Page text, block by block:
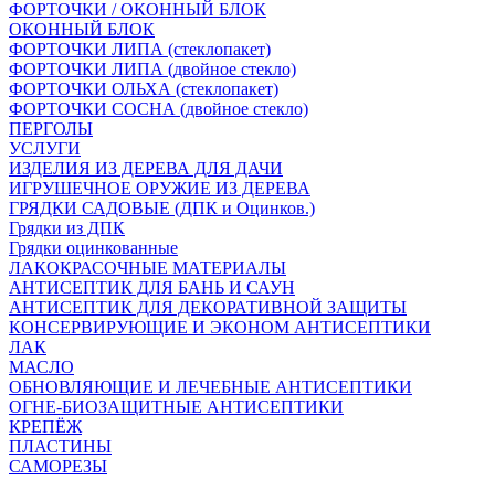
ФОРТОЧКИ / ОКОННЫЙ БЛОК
ОКОННЫЙ БЛОК
ФОРТОЧКИ ЛИПА (стеклопакет)
ФОРТОЧКИ ЛИПА (двойное стекло)
ФОРТОЧКИ ОЛЬХА (стеклопакет)
ФОРТОЧКИ СОСНА (двойное стекло)
ПЕРГОЛЫ
УСЛУГИ
ИЗДЕЛИЯ ИЗ ДЕРЕВА ДЛЯ ДАЧИ
ИГРУШЕЧНОЕ ОРУЖИЕ ИЗ ДЕРЕВА
ГРЯДКИ САДОВЫЕ (ДПК и Оцинков.)
Грядки из ДПК
Грядки оцинкованные
ЛАКОКРАСОЧНЫЕ МАТЕРИАЛЫ
АНТИСЕПТИК ДЛЯ БАНЬ И САУН
АНТИСЕПТИК ДЛЯ ДЕКОРАТИВНОЙ ЗАЩИТЫ
КОНСЕРВИРУЮЩИЕ И ЭКОНОМ АНТИСЕПТИКИ
ЛАК
МАСЛО
ОБНОВЛЯЮЩИЕ И ЛЕЧЕБНЫЕ АНТИСЕПТИКИ
ОГНЕ-БИОЗАЩИТНЫЕ АНТИСЕПТИКИ
КРЕПЁЖ
ПЛАСТИНЫ
САМОРЕЗЫ